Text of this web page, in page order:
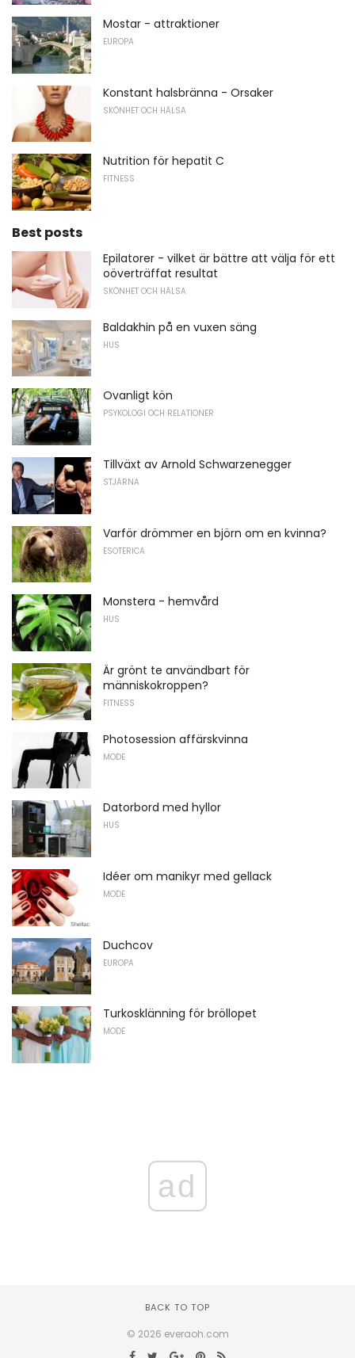
Mostar - attraktioner
EUROPA
Konstant halsbränna - Orsaker
SKÖNHET OCH HÄLSA
Nutrition för hepatit C
FITNESS
Best posts
Epilatorer - vilket är bättre att välja för ett
oöverträffat resultat
SKÖNHET OCH HÄLSA
Baldakhin på en vuxen säng
HUS
Ovanligt kön
PSYKOLOGI OCH RELATIONER
Tillväxt av Arnold Schwarzenegger
STJÄRNA
Varför drömmer en björn om en kvinna?
ESOTERICA
Monstera - hemvård
HUS
Är grönt te användbart för
människokroppen?
FITNESS
Photosession affärskvinna
MODE
Datorbord med hyllor
HUS
Idéer om manikyr med gellack
MODE
Duchcov
EUROPA
Turkosklänning för bröllopet
MODE
ad
BACK TO TOP
© 2026 everaoh.com